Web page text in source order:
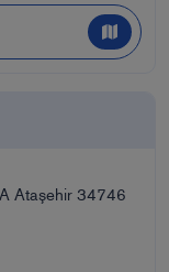
Ataşehir 34746